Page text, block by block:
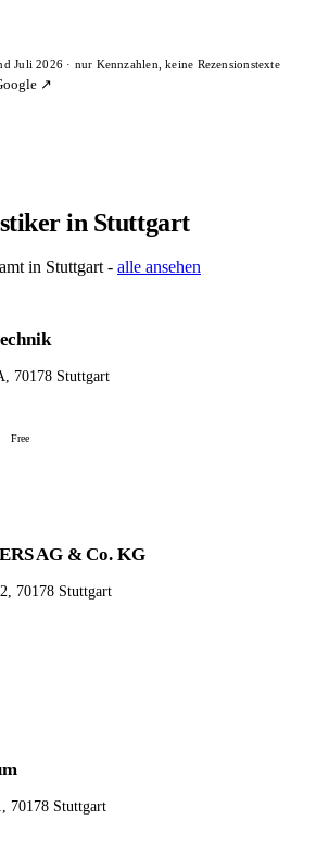
Juli 2026 · nur Kennzahlen, keine Rezensionstexte
↗
in Stuttgart
in Stuttgart - alle ansehen
70178 Stuttgart
Free
AG & Co. KG
70178 Stuttgart
70178 Stuttgart